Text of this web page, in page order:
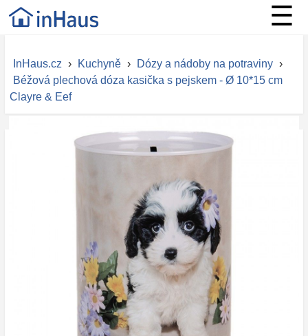
☰
InHaus.cz › Kuchyně › Dózy a nádoby na potraviny ›
Béžová plechová dóza kasička s pejskem - Ø 10*15 cm
Clayre & Eef